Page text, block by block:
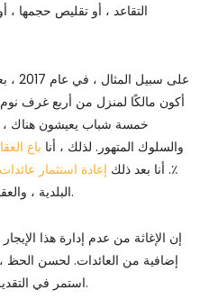
التقاعد ، أو تقليص حجمها ،
على
أكون مالكًا لمنزل من أربع غرف
خمسة شباب يعيشون هناك ،
والسلوك المتهور. لذلك ، أنا باع
٪. أنا بعد ذلك إعادة استثمار
البلدية ، والعقارات الخاصة بنسب متساوية تقريبًا.
إن الإغاثة من عدم إدارة هذا
إضافية من العائدات. لحسن الحظ
استمر في التقدير ، مما يجعله وضعًا مربحًا للجانبين.